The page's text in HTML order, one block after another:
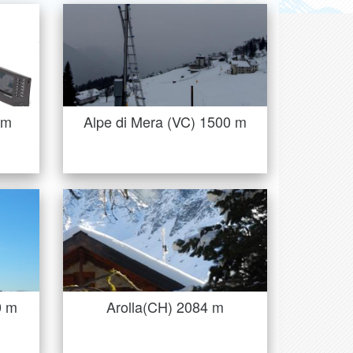
qui
…
Alpe di Mera (VC) 1500 m
Alpe di Mera (VC) 1500 m
Installazione tipicamente extra-
urbana attiva dal gennaio 2013,
situata nei pressi …
PAGINA STAZIONE
m
nel
I …
Arolla(CH) 2084 m
Arolla(CH) 2084 m
Installazione tipicamente urbana
su piccolo edificio a circa 10 m
…
PAGINA STAZIONE